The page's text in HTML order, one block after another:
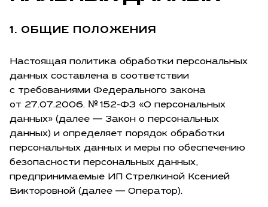
1. ОБЩИЕ ПОЛОЖЕНИЯ
Настоящая политика обработки персональных
данных составлена в соответствии
с требованиями Федерального закона
от 27.07.2006. № 152-ФЗ «О персональных
данных» (далее — Закон о персональных
данных) и определяет порядок обработки
персональных данных и меры по обеспечению
безопасности персональных данных,
предпринимаемые ИП Стрелкиной Ксенией
Викторовной (далее — Оператор).